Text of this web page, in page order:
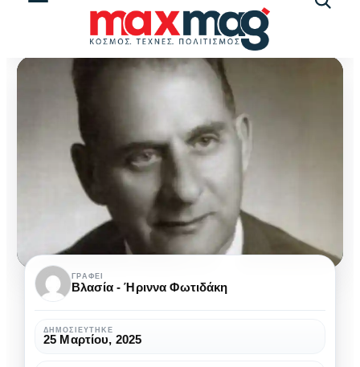
Λουκής
Ακρίτας:
Ελληνοκύπριος
Πολιτικός
ΓΡΆΦΕΙ
Βλασία - Ήριννα Φωτιδάκη
ΔΗΜΟΣΙΕΎΤΗΚΕ
25 Μαρτίου, 2025